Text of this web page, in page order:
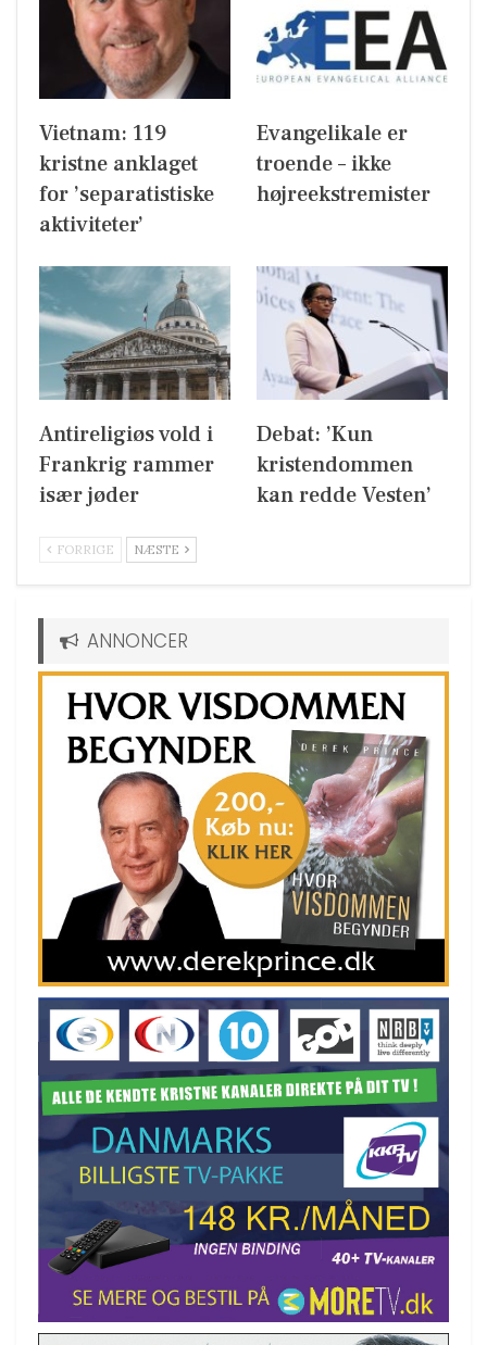
Vietnam: 119
kristne anklaget
for ’separatistiske
aktiviteter’
Evangelikale er
troende – ikke
højreekstremister
Antireligiøs vold i
Frankrig rammer
især jøder
Debat: ’Kun
kristendommen
kan redde Vesten’
FORRIGE NÆSTE
ANNONCER